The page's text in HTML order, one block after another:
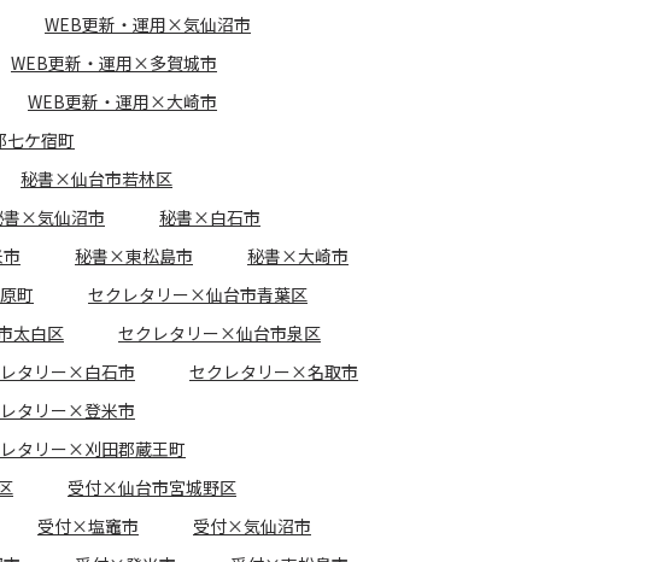
WEB更新・運用×気仙沼市
WEB更新・運用×多賀城市
WEB更新・運用×大崎市
ケ宿町
秘書×仙台市若林区
書×気仙沼市
秘書×白石市
秘書×東松島市
秘書×大崎市
町
セクレタリー×仙台市青葉区
太白区
セクレタリー×仙台市泉区
タリー×白石市
セクレタリー×名取市
タリー×登米市
タリー×刈田郡蔵王町
受付×仙台市宮城野区
受付×塩竈市
受付×気仙沼市